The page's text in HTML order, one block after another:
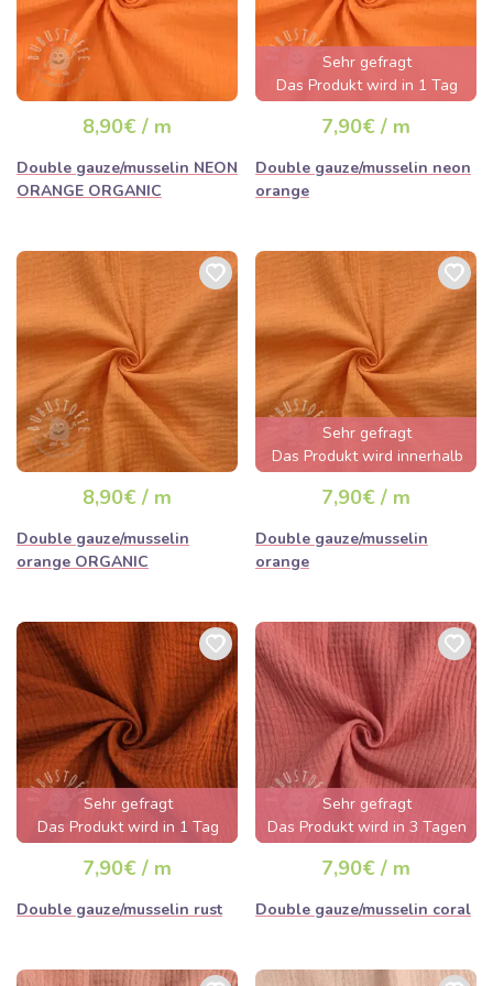
8,90€ / m
Double gauze/musselin NEON
ORANGE ORGANIC
Sehr gefragt
Das Produkt wird in 1 Tag
ausverkauft sein
7,90€ / m
Double gauze/musselin neon
orange
8,90€ / m
Double gauze/musselin
orange ORGANIC
Sehr gefragt
Das Produkt wird innerhalb
von wenigen Stunden
ausverkauft sein
7,90€ / m
Double gauze/musselin
orange
Sehr gefragt
Das Produkt wird in 1 Tag
ausverkauft sein
7,90€ / m
Double gauze/musselin rust
Sehr gefragt
Das Produkt wird in 3 Tagen
ausverkauft sein
7,90€ / m
Double gauze/musselin coral